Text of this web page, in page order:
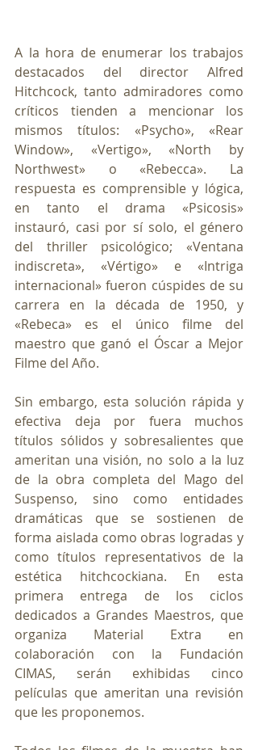
A la hora de enumerar los trabajos
destacados del director Alfred
Hitchcock, tanto admiradores como
críticos tienden a mencionar los
mismos títulos: «Psycho», «Rear
Window», «Vertigo», «North by
Northwest» o «Rebecca». La
respuesta es comprensible y lógica,
en tanto el drama «Psicosis»
instauró, casi por sí solo, el género
del thriller psicológico; «Ventana
indiscreta», «Vértigo» e «Intriga
internacional» fueron cúspides de su
carrera en la década de 1950, y
«Rebeca» es el único filme del
maestro que ganó el Óscar a Mejor
Filme del Año.
Sin embargo, esta solución rápida y
efectiva deja por fuera muchos
títulos sólidos y sobresalientes que
ameritan una visión, no solo a la luz
de la obra completa del Mago del
Suspenso, sino como entidades
dramáticas que se sostienen de
forma aislada como obras logradas y
como títulos representativos de la
estética hitchcockiana. En esta
primera entrega de los ciclos
dedicados a Grandes Maestros, que
organiza Material Extra en
colaboración con la Fundación
CIMAS, serán exhibidas cinco
películas que ameritan una revisión
que les proponemos.